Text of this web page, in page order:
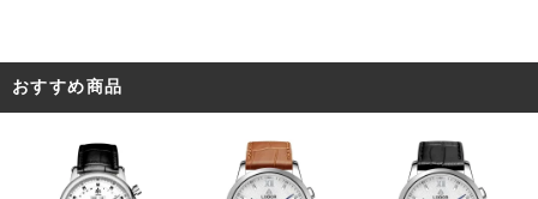
おすすめ商品